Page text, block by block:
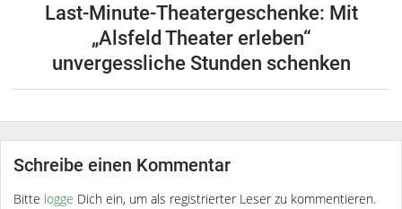
Last-Minute-Theatergeschenke: Mit
„Alsfeld Theater erleben“
unvergessliche Stunden schenken
Schreibe einen Kommentar
Bitte logge Dich ein, um als registrierter Leser zu kommentieren.